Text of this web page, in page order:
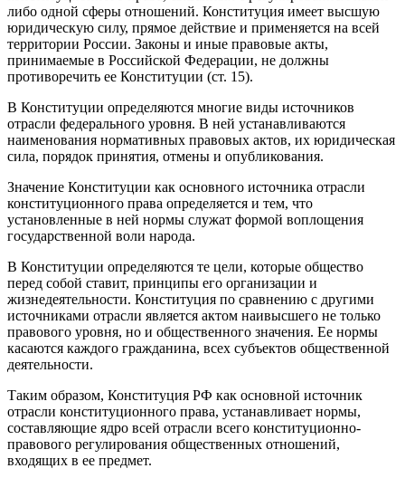
либо одной сферы отношений. Конституция имеет высшую
юридическую силу, прямое действие и применяется на всей
территории России. Законы и иные правовые акты,
принимаемые в Российской Федерации, не должны
противоречить ее Конституции (ст. 15).
В Конституции определяются многие виды источников
отрасли федерального уровня. В ней устанавливаются
наименования нормативных правовых актов, их юридическая
сила, порядок принятия, отмены и опубликования.
Значение Конституции как основного источника отрасли
конституционного права определяется и тем, что
установленные в ней нормы служат формой воплощения
государственной воли народа.
В Конституции определяются те цели, которые общество
перед собой ставит, принципы его организации и
жизнедеятельности. Конституция по сравнению с другими
источниками отрасли является актом наивысшего не только
правового уровня, но и общественного значения. Ее нормы
касаются каждого гражданина, всех субъектов общественной
деятельности.
Таким образом, Конституция РФ как основной источник
отрасли конституционного права, устанавливает нормы,
составляющие ядро всей отрасли всего конституционно-
правового регулирования общественных отношений,
входящих в ее предмет.